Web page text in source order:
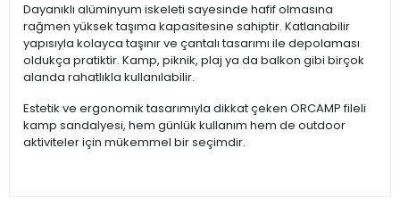
Dayanıklı alüminyum iskeleti sayesinde hafif olmasına
rağmen yüksek taşıma kapasitesine sahiptir. Katlanabilir
yapısıyla kolayca taşınır ve çantalı tasarımı ile depolaması
oldukça pratiktir. Kamp, piknik, plaj ya da balkon gibi birçok
alanda rahatlıkla kullanılabilir.
Estetik ve ergonomik tasarımıyla dikkat çeken ORCAMP fileli
kamp sandalyesi, hem günlük kullanım hem de outdoor
aktiviteler için mükemmel bir seçimdir.